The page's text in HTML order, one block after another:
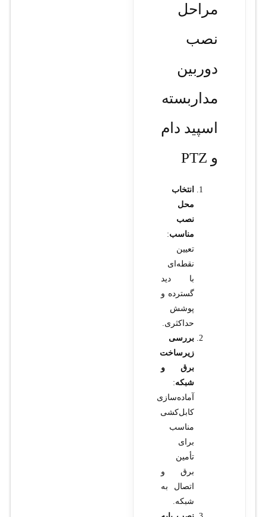
مراحل
نصب
دوربین
مداربسته
اسپید دام
و PTZ
انتخاب
محل
نصب
مناسب:
تعیین
نقطه‌ای
با دید
گسترده و
پوشش
حداکثری.
بررسی
زیرساخت
برق و
شبکه:
آماده‌سازی
کابل‌کشی
مناسب
برای
تأمین
برق و
اتصال به
شبکه.